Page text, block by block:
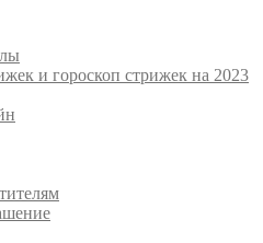
и гороскоп стрижек на 2023